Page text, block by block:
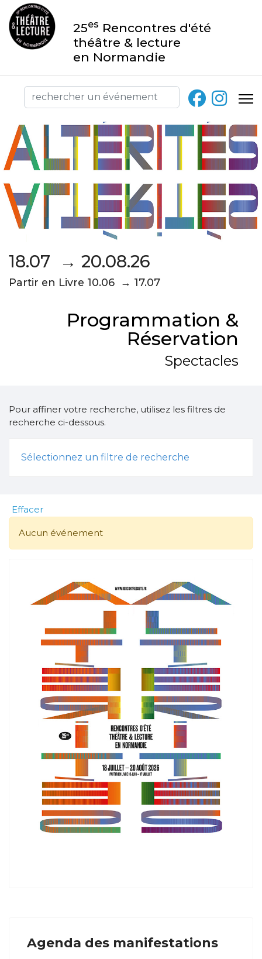
25es Rencontres d'été
théâtre & lecture
en Normandie
18.07 → 20.08.26
Partir en Livre 10.06 → 17.07
Programmation &
Réservation
Spectacles
Pour affiner votre recherche, utilisez les filtres de
recherche ci-dessous.
Sélectionnez un filtre de recherche
Effacer
Aucun événement
Agenda des manifestations